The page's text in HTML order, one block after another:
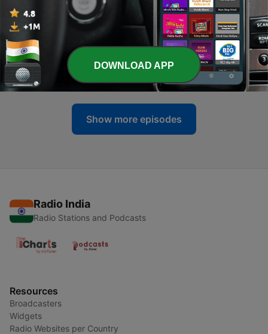
1118 - L'Heure des Pros (Émission du 07/07/2026)
07 Jul 2026
1116 - L'Heure des Pros (Émission du 03/07/2026)
03 Jul 2026
Show more episodes
Radio India
Radio Stations and Podcasts
Resources
Broadcasters
Widgets
Radio Websites per Country
DOWNLOAD APP